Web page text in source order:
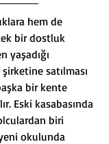
hem de
bir dostluk
yaşadığı
satılması
bir kente
Eski kasabasında
biri
okulunda